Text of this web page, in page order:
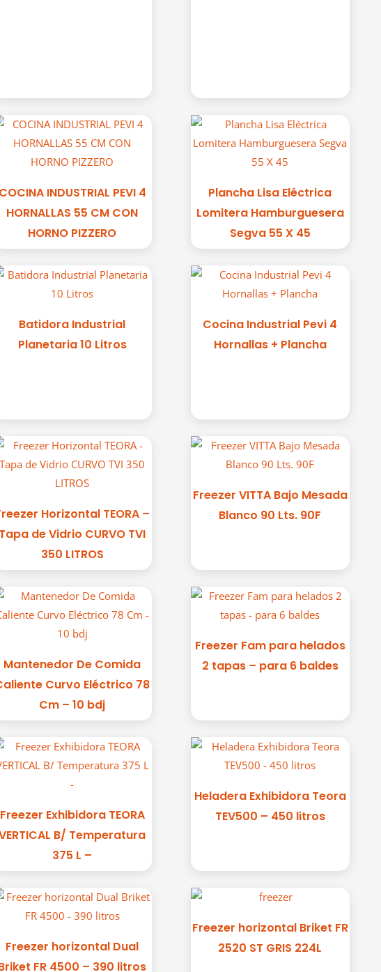
INDUSTRIAL PEVI 4
HORNALLAS 55 CM CON
HORNO PIZZERO
Plancha Lisa Eléctrica
Lomitera Hamburguesera
Segva 55 X 45
Batidora Industrial
Planetaria 10 Litros
Cocina Industrial Pevi 4
Hornallas + Plancha
Horizontal TEORA –
de Vidrio CURVO TVI
350 LITROS
Freezer VITTA Bajo Mesada
Blanco 90 Lts. 90F
Mantenedor De Comida
Curvo Eléctrico 78
Cm – 10 bdj
Freezer Fam para helados
2 tapas – para 6 baldes
Freezer Exhibidora TEORA
B/ Temperatura
375 L –
Heladera Exhibidora Teora
TEV500 – 450 litros
Freezer horizontal Dual
FR 4500 – 390 litros
Freezer horizontal Briket FR
2520 ST GRIS 224L